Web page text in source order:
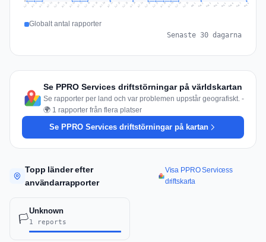
Jul 10 Jul 11 Jul 12 Jul 13 Jul 14 Jul 15 Jul 16 Jul 17 Jul 18 Jul 19 Jul 20 Jul 21 Jul 22 Jul 23 Jul 24 Jul 25 Jul 26 Jul 27 Jul 28 Jul 29 Jul 30 Jul 31 Aug 1 Aug 2 Aug 3 Aug 4 Aug 5 Aug 6 Aug 7 Aug 8
Globalt antal rapporter
Senaste 30 dagarna
Se PPRO Services driftstörningar på världskartan
Se rapporter per land och var problemen uppstår geografiskt. -
🌍 1 rapporter från flera platser
Se PPRO Services driftstörningar på kartan
Topp länder efter
användarrapporter
Visa PPRO Servicess
driftskarta
🏳️
Unknown
1 reports